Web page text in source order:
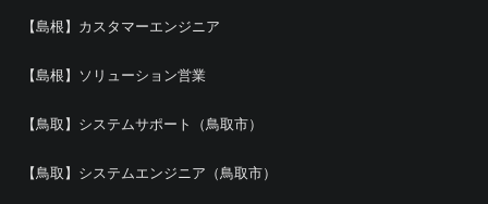
【島根】カスタマーエンジニア
【島根】ソリューション営業
【鳥取】システムサポート（鳥取市）
【鳥取】システムエンジニア（鳥取市）